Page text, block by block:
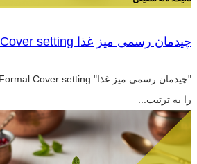
چیدمان رسمی میز غذا Formal Cover setting
را به ترتیب...